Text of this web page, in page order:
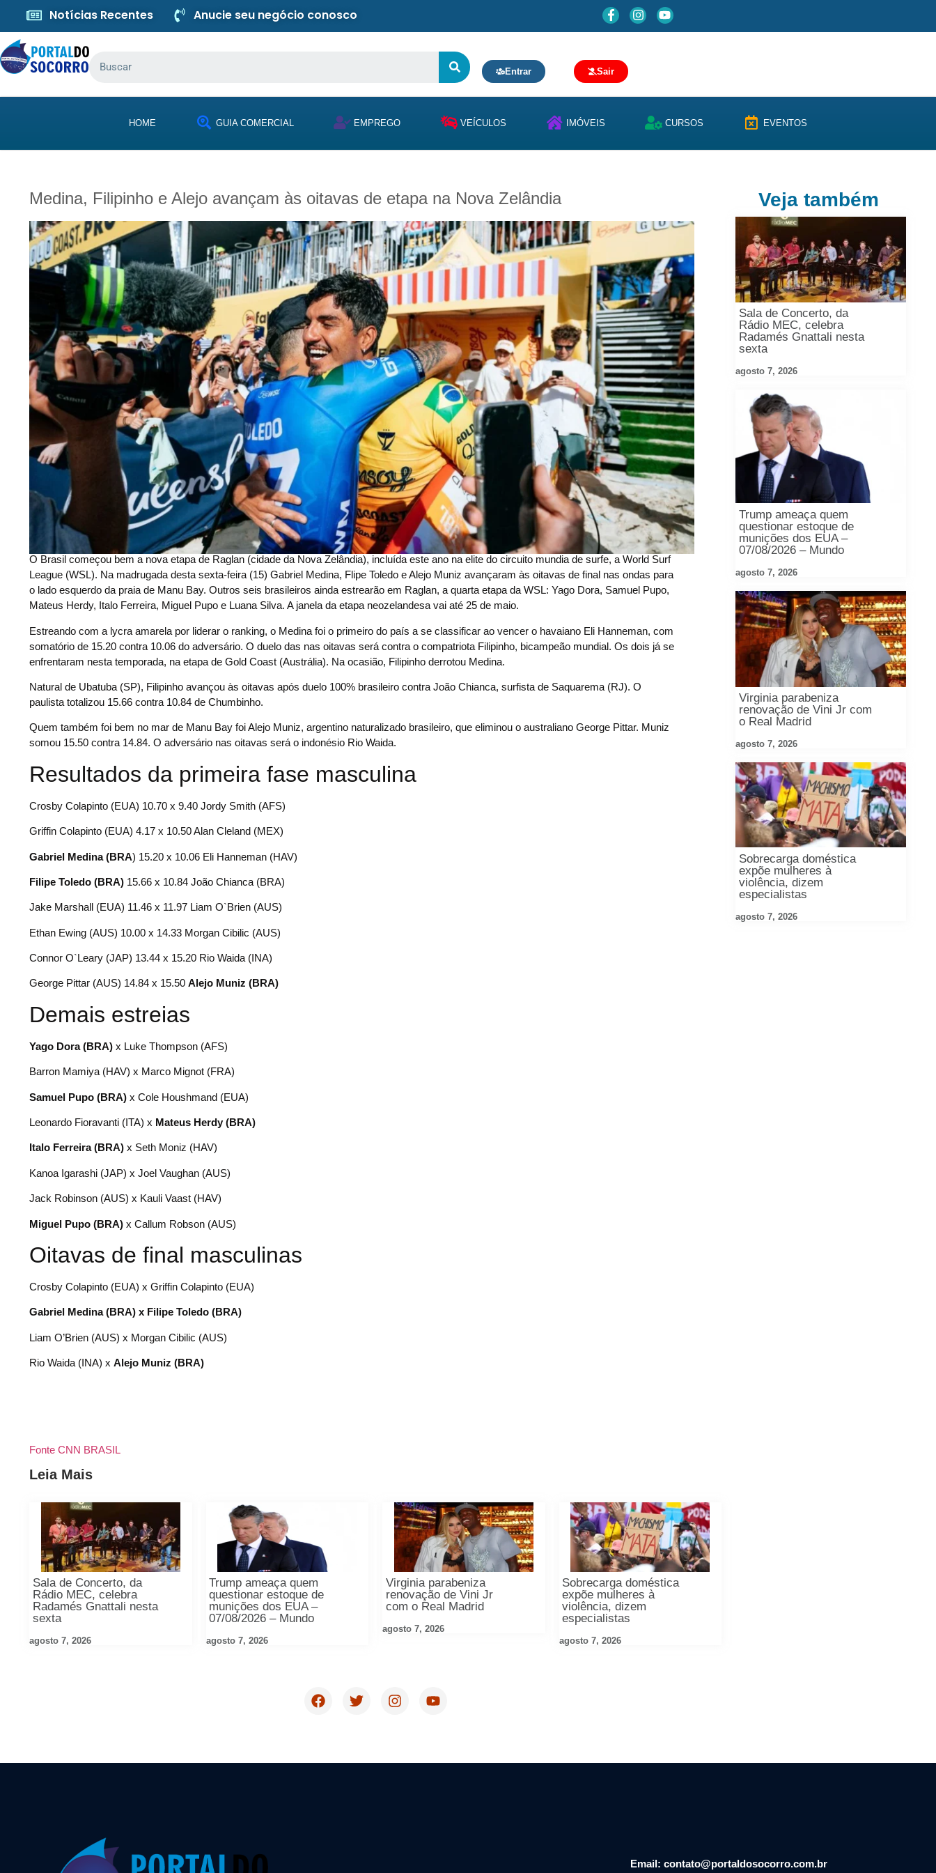
Notícias Recentes Anucie seu negócio conosco
Entrar Sair
HOME GUIA COMERCIAL EMPREGO VEÍCULOS IMÓVEIS CURSOS EVENTOS
Medina, Filipinho e Alejo avançam às oitavas de etapa na Nova Zelândia
O Brasil começou bem a nova etapa de Raglan (cidade da Nova Zelândia), incluída este ano na elite do circuito mundia de surfe, a World Surf
League (WSL). Na madrugada desta sexta-feira (15) Gabriel Medina, Flipe Toledo e Alejo Muniz avançaram às oitavas de final nas ondas para
o lado esquerdo da praia de Manu Bay. Outros seis brasileiros ainda estrearão em Raglan, a quarta etapa da WSL: Yago Dora, Samuel Pupo,
Mateus Herdy, Italo Ferreira, Miguel Pupo e Luana Silva. A janela da etapa neozelandesa vai até 25 de maio.
Estreando com a lycra amarela por liderar o ranking, o Medina foi o primeiro do país a se classificar ao vencer o havaiano Eli Hanneman, com
somatório de 15.20 contra 10.06 do adversário. O duelo das nas oitavas será contra o compatriota Filipinho, bicampeão mundial. Os dois já se
enfrentaram nesta temporada, na etapa de Gold Coast (Austrália). Na ocasião, Filipinho derrotou Medina.
Natural de Ubatuba (SP), Filipinho avançou às oitavas após duelo 100% brasileiro contra João Chianca, surfista de Saquarema (RJ). O
paulista totalizou 15.66 contra 10.84 de Chumbinho.
Quem também foi bem no mar de Manu Bay foi Alejo Muniz, argentino naturalizado brasileiro, que eliminou o australiano George Pittar. Muniz
somou 15.50 contra 14.84. O adversário nas oitavas será o indonésio Rio Waida.
Resultados da primeira fase masculina
Crosby Colapinto (EUA) 10.70 x 9.40 Jordy Smith (AFS)
Griffin Colapinto (EUA) 4.17 x 10.50 Alan Cleland (MEX)
Gabriel Medina (BRA) 15.20 x 10.06 Eli Hanneman (HAV)
Filipe Toledo (BRA) 15.66 x 10.84 João Chianca (BRA)
Jake Marshall (EUA) 11.46 x 11.97 Liam O`Brien (AUS)
Ethan Ewing (AUS) 10.00 x 14.33 Morgan Cibilic (AUS)
Connor O`Leary (JAP) 13.44 x 15.20 Rio Waida (INA)
George Pittar (AUS) 14.84 x 15.50 Alejo Muniz (BRA)
Demais estreias
Yago Dora (BRA) x Luke Thompson (AFS)
Barron Mamiya (HAV) x Marco Mignot (FRA)
Samuel Pupo (BRA) x Cole Houshmand (EUA)
Leonardo Fioravanti (ITA) x Mateus Herdy (BRA)
Italo Ferreira (BRA) x Seth Moniz (HAV)
Kanoa Igarashi (JAP) x Joel Vaughan (AUS)
Jack Robinson (AUS) x Kauli Vaast (HAV)
Miguel Pupo (BRA) x Callum Robson (AUS)
Oitavas de final masculinas
Crosby Colapinto (EUA) x Griffin Colapinto (EUA)
Gabriel Medina (BRA) x Filipe Toledo (BRA)
Liam O’Brien (AUS) x Morgan Cibilic (AUS)
Rio Waida (INA) x Alejo Muniz (BRA)
Fonte CNN BRASIL
Leia Mais
Sala de Concerto, da
Rádio MEC, celebra
Radamés Gnattali nesta
sexta
agosto 7, 2026
Trump ameaça quem
questionar estoque de
munições dos EUA –
07/08/2026 – Mundo
agosto 7, 2026
Virginia parabeniza
renovação de Vini Jr
com o Real Madrid
agosto 7, 2026
Sobrecarga doméstica
expõe mulheres à
violência, dizem
especialistas
agosto 7, 2026
Veja também
Sala de Concerto, da
Rádio MEC, celebra
Radamés Gnattali nesta
sexta
agosto 7, 2026
Trump ameaça quem
questionar estoque de
munições dos EUA –
07/08/2026 – Mundo
agosto 7, 2026
Virginia parabeniza
renovação de Vini Jr com
o Real Madrid
agosto 7, 2026
Sobrecarga doméstica
expõe mulheres à
violência, dizem
especialistas
agosto 7, 2026
Email: contato@portaldosocorro.com.br